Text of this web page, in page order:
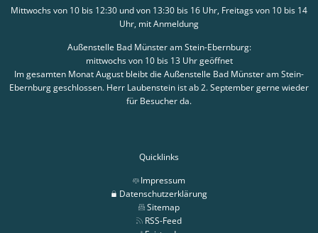
Mittwochs von 10 bis 12:30 und von 13:30 bis 16 Uhr, Freitags von 10 bis 14
Uhr, mit Anmeldung
Außenstelle Bad Münster am Stein-Ebernburg:
mittwochs von 10 bis 13 Uhr geöffnet
Im gesamten Monat August bleibt die Außenstelle Bad Münster am Stein-
Ebernburg geschlossen. Herr Laubenstein ist ab 2. September gerne wieder
für Besucher da.
Quicklinks
Impressum
Datenschutzerklärung
Sitemap
RSS-Feed